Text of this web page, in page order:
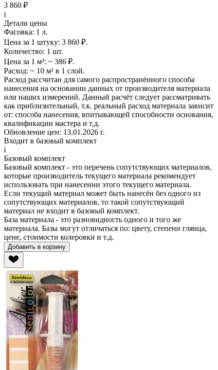
3 860 ₽
i
Детали цены
Фасовка: 1 л.
Цена за 1 штуку: 3 860 ₽.
Количество: 1 шт.
Цена за 1 м²: ~ 386 ₽.
Расход: ~ 10 м² в 1 слой.
Расход рассчитан для самого распространённого способа
нанесения на основании данных от производителя материала
или наших измерений. Данный расчёт следует рассматривать
как приблизительный, т.к. реальный расход материала зависит
от: способа нанесения, впитывающей способности основания,
квалификации мастера и т.д.
Обновление цен: 13.01.2026 г.
Входит в базовый комплект
i
Базовый комплект
Базовый комплект - это перечень сопутствующих материалов,
которые производитель текущего материала рекомендует
использовать при нанесении этого текущего материала.
Если текущий материал может быть нанесён без одного из
сопутствующих материалов, то такой сопутствующий
материал не входит в базовый комплект.
База материала - это разновидность одного и того же
материала. Базы могут отличаться по: цвету, степени глянца,
цене, стоимости колеровки и т.д.
Добавить в корзину